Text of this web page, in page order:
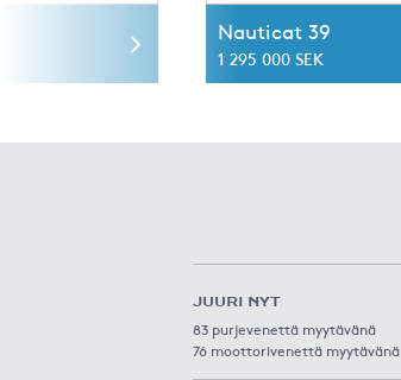
Nauticat 39
1 295 000 SEK
JUURI NYT
83 purjevenettä myytävänä
76 moottorivenettä myytävänä